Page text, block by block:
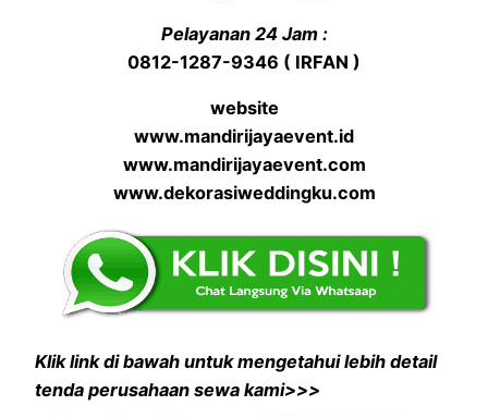
Pelayanan 24 Jam :
0812-1287-9346 ( IRFAN )
website
www.mandirijayaevent.id
www.mandirijayaevent.com
www.dekorasiweddingku.com
Klik link di bawah untuk mengetahui lebih detail
tenda perusahaan sewa kami>>>